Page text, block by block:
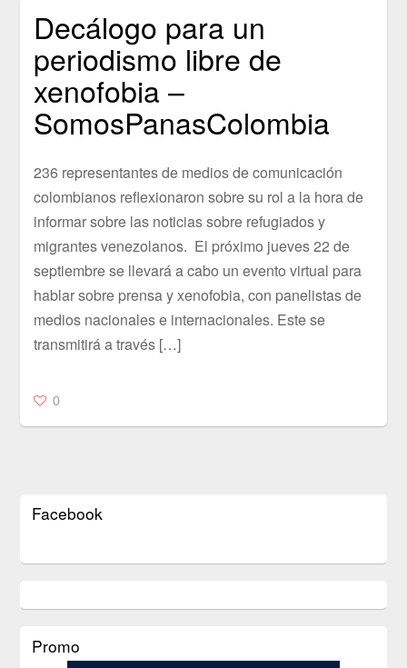
Decálogo para un
periodismo libre de
xenofobia –
SomosPanasColombia
236 representantes de medios de comunicación
colombianos reflexionaron sobre su rol a la hora de
informar sobre las noticias sobre refugiados y
migrantes venezolanos. El próximo jueves 22 de
septiembre se llevará a cabo un evento virtual para
hablar sobre prensa y xenofobia, con panelistas de
medios nacionales e internacionales. Este se
transmitirá a través […]
0
Facebook
Promo